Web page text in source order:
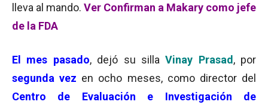
lleva al mando. Ver Confirman a Makary como jefe
de la FDA
El mes pasado, dejó su sillaVinay Prasad , por
segunda vez en ocho meses, como director del
Centro de Evaluación e Investigación de